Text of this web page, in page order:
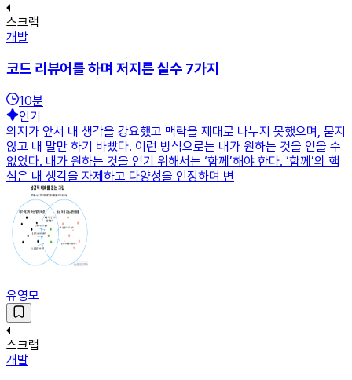
스크랩
개발
코드 리뷰어를 하며 저지른 실수 7가지
10분
인기
의지가 앞서 내 생각을 강요했고 맥락을 제대로 나누지 못했으며, 묻지
않고 내 말만 하기 바빴다. 이런 방식으로는 내가 원하는 것을 얻을 수
없었다. 내가 원하는 것을 얻기 위해서는 ‘함께’해야 한다. ‘함께’의 핵
심은 내 생각을 자제하고 다양성을 인정하며 변
유영모
스크랩
개발